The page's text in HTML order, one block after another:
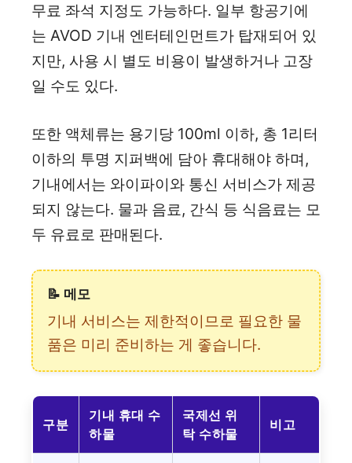
무료 좌석 지정도 가능하다. 일부 항공기에
는 AVOD 기내 엔터테인먼트가 탑재되어 있
지만, 사용 시 별도 비용이 발생하거나 고장
일 수도 있다.
또한 액체류는 용기당 100ml 이하, 총 1리터
이하의 투명 지퍼백에 담아 휴대해야 하며,
기내에서는 와이파이와 통신 서비스가 제공
되지 않는다. 물과 음료, 간식 등 식음료는 모
두 유료로 판매된다.
📝 메모
기내 서비스는 제한적이므로 필요한 물
품은 미리 준비하는 게 좋습니다.
구분
기내 휴대 수
하물
국제선 위
탁 수하물
비고